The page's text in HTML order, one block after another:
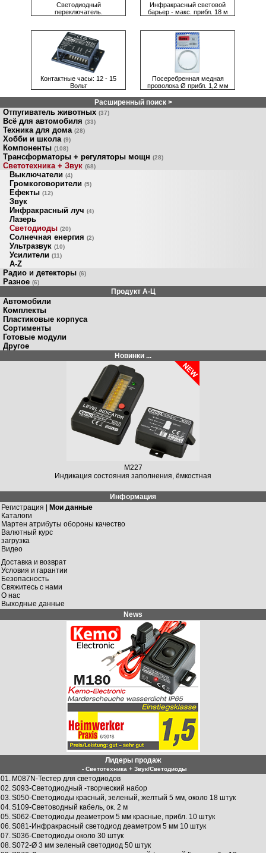
Светодиодный
переключатель.
Инфракрасный световой
барьер - макс. прибл. 18 м
Контактные часы: 12 - 15
Вольт
Посеребренная медная
проволока Ø прибл. 1,2 мм
Расширенный поиск >
Отпугиватель животных (37)
Всё для автомобиля (33)
Техника для дома (28)
Хобби и школа (9)
Компоненты (108)
Трансформаторы + регуляторы мощн (28)
Светотехника + Звук (68)
Выключатели (4)
Громкоговорители (5)
Ефекты (12)
Звук
Инфракрасный луч (4)
Лазерь
Светодиоды (20)
Солнечная енергия (2)
Ультразвук (10)
Усилители (11)
A-Z
Радио и детекторы (6)
Разное (6)
Продукт A-Ц
Автомобили
Комплекты
Пластиковые корпуса
Сортименты
Готовые модули
Другое
Новинки ...
M227
Индикация состояния заполнения, ёмкостная
Информация
Регистрация | Мои данные
Каталоги
Мартен атрибуты обороны качество
Валютный курс
загрузка
Видео
Доставка и возврат
Условия и гарантии
Безопасность
Свяжитесь с нами
О нас
Выходные данные
News
Лидеры продаж
- Светотехника + Звук/Светодиоды
01.
M087N-Тестер для светодиодов
02. S093-Светодиодный -творческий набор
03. S050-Светодиоды красный, зеленый, желтый 5 мм, около 18 штук
04. S109-Световодный кабель, ок. 2 м
05. S062-Светодиоды деаметром 5 мм красные, прибл. 10 штук
06. S081-Инфракрасный светодиод деаметром 5 мм 10 штук
07. S036-Светодиоды около 30 штук
08. S072-Ø 3 мм зеленый светодиод 50 штук